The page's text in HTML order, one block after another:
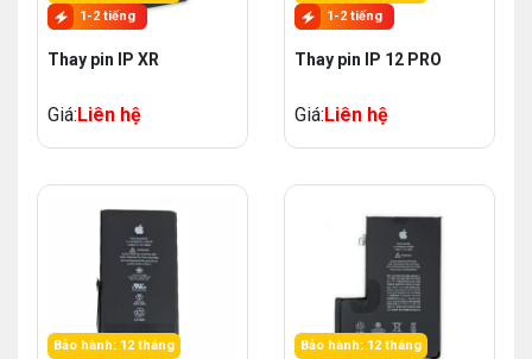
1-2 tiếng
Thay pin IP XR
Giá:Liên hệ
1-2 tiếng
Thay pin IP 12 PRO
Giá:Liên hệ
Bảo hành: 12 tháng Bảo hành: 12 tháng